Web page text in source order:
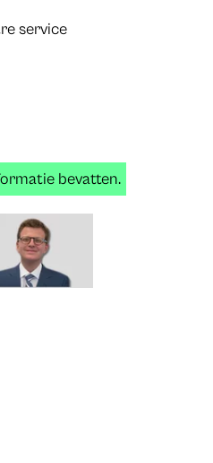
service
bevatten.